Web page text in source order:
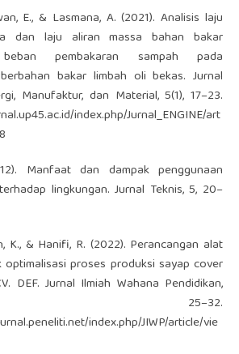
E., & Lasmana, A. (2021). Analisis laju
dan laju aliran massa bahan bakar
pembakaran sampah pada
bakar limbah oli bekas. Jurnal
Manufaktur, dan Material, 5(1), 17–23.
index.php/Jurnal_ENGINE/art
Manfaat dan dampak penggunaan
lingkungan. Jurnal Teknis, 5, 20–
K., & Hanifi, R. (2022). Perancangan alat
proses produksi sayap cover
DEF. Jurnal Ilmiah Wahana Pendidikan,
25–32.
index.php/JIWP/article/vie